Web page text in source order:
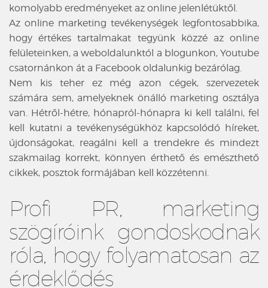
komolyabb eredményeket az online jelenlétüktől.
Az online marketing tevékenységek legfontosabbika,
hogy értékes tartalmakat tegyünk közzé az online
felületeinken, a weboldalunktól a blogunkon, Youtube
csatornánkon át a Facebook oldalunkig bezárólag.
Nem kis teher ez még azon cégek, szervezetek
számára sem, amelyeknek önálló marketing osztálya
van. Hétről-hétre, hónapról-hónapra ki kell találni, fel
kell kutatni a tevékenységükhöz kapcsolódó híreket,
újdonságokat, reagálni kell a trendekre és mindezt
szakmailag korrekt, könnyen érthető és emészthető
cikkek, posztok formájában kell közzétenni.
Profi PR, marketing
szögíróink gondoskodnak
róla, hogy folyamatosan az
érdeklődés